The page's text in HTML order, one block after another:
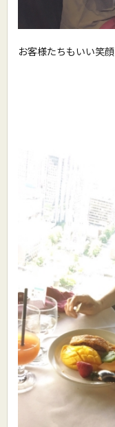
お客様たちもいい笑顔